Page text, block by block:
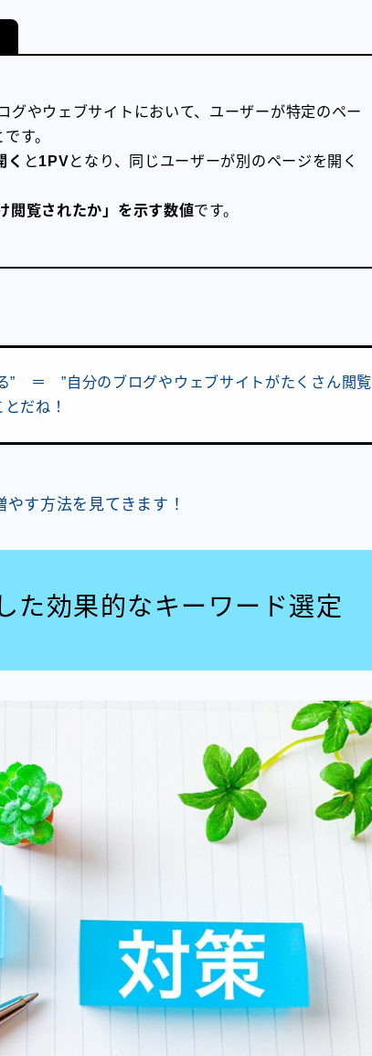
グやウェブサイトにおいて、ユーザーが特定のペー
す。
く と 1PVとなり、同じユーザーが別のページを開く
閲覧されたか」を示す数値です。
” ＝ ”自分のブログやウェブサイトがたくさん閲覧
だね！
す方法を見てきます！
た効果的なキーワード選定